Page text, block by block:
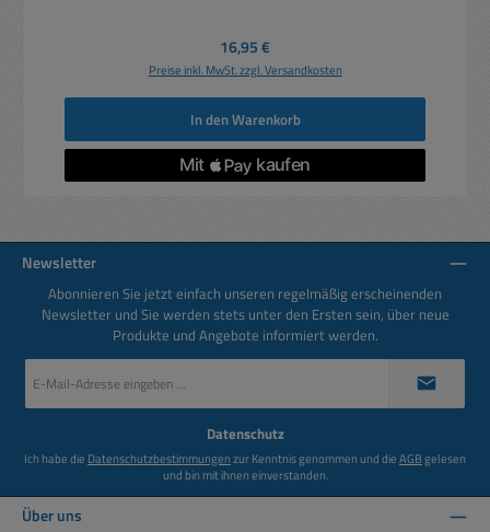
Regulärer Preis:
16,95 €
Preise inkl. MwSt. zzgl. Versandkosten
In den Warenkorb
Newsletter
Abonnieren Sie jetzt einfach unseren regelmäßig erscheinenden
Newsletter und Sie werden stets unter den Ersten sein, über neue
Produkte und Angebote informiert werden.
Mail-
Datenschutz
Ich habe die Datenschutzbestimmungenzur Kenntnis genommen und dieAGBgelesen
und bin mit ihnen einverstanden.
Über uns